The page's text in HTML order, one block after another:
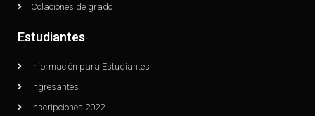
Colaciones de grado
Estudiantes
Información para Estudiantes
Ingresantes
Inscripciones 2022